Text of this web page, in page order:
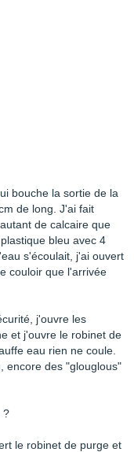
bouche la sortie de la
de long. J'ai fait
de calcaire que
bleu avec 4
s'écoulait, j'ai ouvert
couloir que l'arrivée
j'ouvre les
et j'ouvre le robinet de
eau rien ne coule.
encore des "glouglous"
?
le robinet de purge et